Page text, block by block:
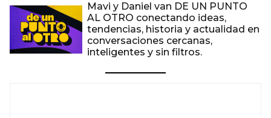
Mavi y Daniel van DE UN PUNTO
AL OTRO conectando ideas,
tendencias, historia y actualidad en
conversaciones cercanas,
inteligentes y sin filtros.